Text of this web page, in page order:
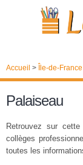
Accueil > Île-de-France
Palaiseau
Retrouvez sur
collèges
toutes les